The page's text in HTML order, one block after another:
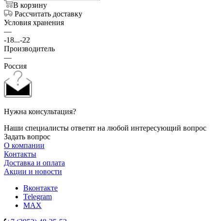
В корзину
Рассчитать доставку
Условия хранения
—
-18...-22
Производитель
—
Россия
Нужна консультация?
Наши специалисты ответят на любой интересующий вопрос
Задать вопрос
О компании
Контакты
Доставка и оплата
Акции и новости
Вконтакте
Telegram
MAX